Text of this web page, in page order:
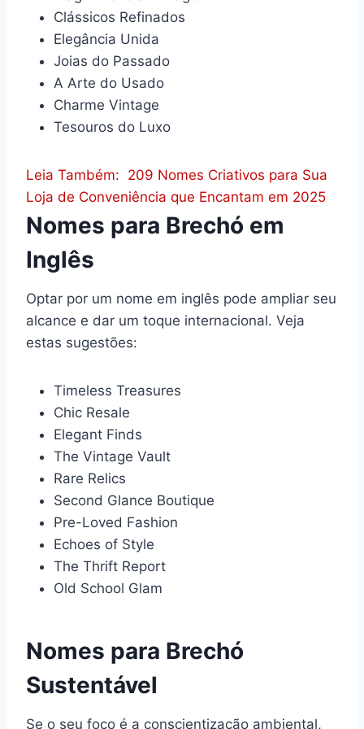
Clássicos Refinados
Elegância Unida
Joias do Passado
A Arte do Usado
Charme Vintage
Tesouros do Luxo
Leia Também: 209 Nomes Criativos para Sua
Loja de Conveniência que Encantam em 2025
Nomes para Brechó em
Inglês
Optar por um nome em inglês pode ampliar seu
alcance e dar um toque internacional. Veja
estas sugestões:
Timeless Treasures
Chic Resale
Elegant Finds
The Vintage Vault
Rare Relics
Second Glance Boutique
Pre-Loved Fashion
Echoes of Style
The Thrift Report
Old School Glam
Nomes para Brechó
Sustentável
Se o seu foco é a conscientização ambiental,